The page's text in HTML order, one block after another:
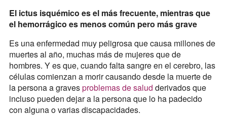
El ictus isquémico es el más frecuente, mientras que
el hemorrágico es menos común pero más grave
Es una enfermedad muy peligrosa que causa millones de
muertes al año, muchas más de mujeres que de
hombres. Y es que, cuando falta sangre en el cerebro, las
células comienzan a morir causando desde la muerte de
la persona a gravesproblemas de salud derivados que
incluso pueden dejar a la persona que lo ha padecido
con alguna o varias discapacidades.